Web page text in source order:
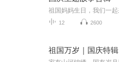
12 2600
祖国万岁｜国庆特辑